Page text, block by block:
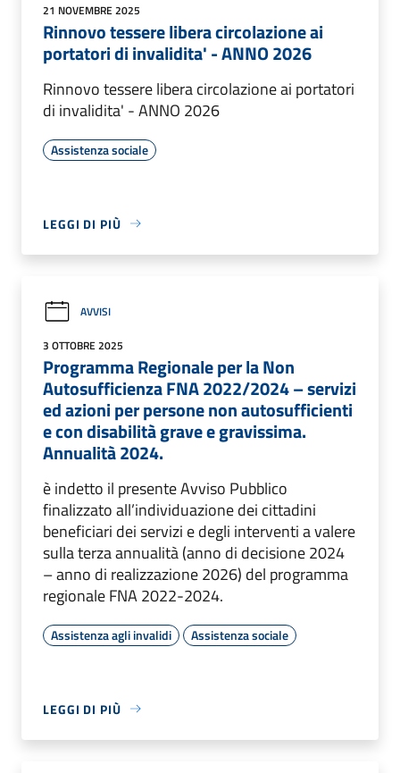
21 NOVEMBRE 2025
Rinnovo tessere libera circolazione ai
portatori di invalidita' - ANNO 2026
Rinnovo tessere libera circolazione ai portatori
di invalidita' - ANNO 2026
Assistenza sociale
LEGGI DI PIÙ
AVVISI
3 OTTOBRE 2025
Programma Regionale per la Non
Autosufficienza FNA 2022/2024 – servizi
ed azioni per persone non autosufficienti
e con disabilità grave e gravissima.
Annualità 2024.
è indetto il presente Avviso Pubblico
finalizzato all’individuazione dei cittadini
beneficiari dei servizi e degli interventi a valere
sulla terza annualità (anno di decisione 2024
– anno di realizzazione 2026) del programma
regionale FNA 2022-2024.
Assistenza agli invalidi Assistenza sociale
LEGGI DI PIÙ